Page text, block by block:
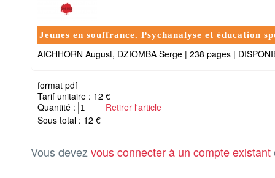
Jeunes en souffrance. Psychanalyse et éducation
AICHHORN August, DZIOMBA Serge | 238 pages |
format pdf
Tarif unitaire : 12 €
Quantité :
Retirer l'article
Sous total : 12 €
Vous devez vous connecter à un compte existant